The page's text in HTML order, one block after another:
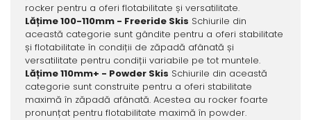
rocker pentru a oferi flotabilitate și versatilitate.
Lățime 100-110mm - Freeride Skis Schiurile din
această categorie sunt gândite pentru a oferi stabilitate
și flotabilitate în condiții de zăpadă afânată și
versatilitate pentru condiții variabile pe tot muntele.
Lățime 110mm+ - Powder Skis Schiurile din această
categorie sunt construite pentru a oferi stabilitate
maximă în zăpadă afânată. Acestea au rocker foarte
pronunțat pentru flotabilitate maximă în powder.